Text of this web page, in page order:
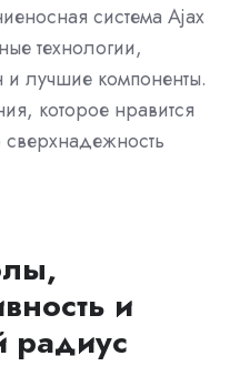
система Ajax
технологии,
лучшие компоненты.
которое нравится
и
радиус